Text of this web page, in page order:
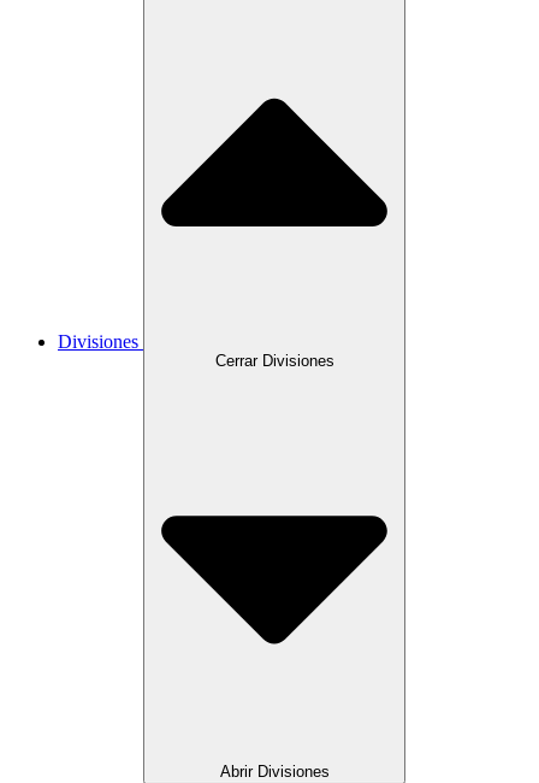
Divisiones
Cerrar Divisiones
Abrir Divisiones